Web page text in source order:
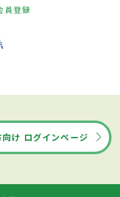
員登録
け ログインページ